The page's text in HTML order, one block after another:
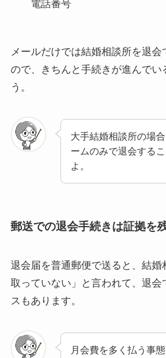
電話番号
メールだけでは結婚相談所を退会
ので、きちんと手続きが進んでい
う。
大手結婚相談所の場
ームのみで退会する
よ。
郵送での退会手続きは証拠を
退会届を普通郵便で送ると、結婚
取っていない」と言われて、退会
スもあります。
月会費を多く払う事